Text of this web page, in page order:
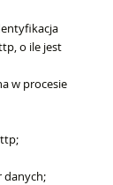
o ile jest
w procesie
danych;